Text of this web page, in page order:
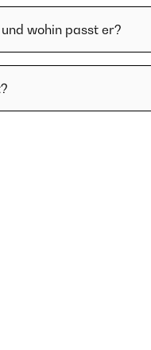
wohin passt er?